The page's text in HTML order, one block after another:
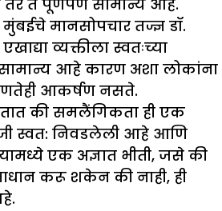
ते पूर्णपणे सामान्य आहे.
मुंबईचे मानसोपचार तज्ज्ञ डॉ.
व्यक्तीला स्वतःच्या
आहे कारण अशा लोकांना
आकर्षण नसते.
की समलैंगिकता ही एक
स्वत: निवडलेली आहे आणि
एक अज्ञात भीती, जसे की
करू शकेन की नाही, ही